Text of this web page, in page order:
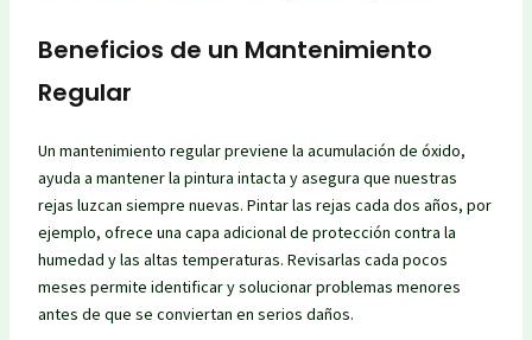
Beneficios de un Mantenimiento
Regular
Un mantenimiento regular previene la acumulación de óxido,
ayuda a mantener la pintura intacta y asegura que nuestras
rejas luzcan siempre nuevas. Pintar las rejas cada dos años, por
ejemplo, ofrece una capa adicional de protección contra la
humedad y las altas temperaturas. Revisarlas cada pocos
meses permite identificar y solucionar problemas menores
antes de que se conviertan en serios daños.